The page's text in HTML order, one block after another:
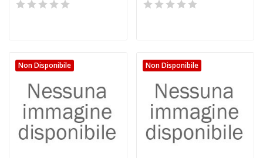
Non Disponibile Non Disponibile